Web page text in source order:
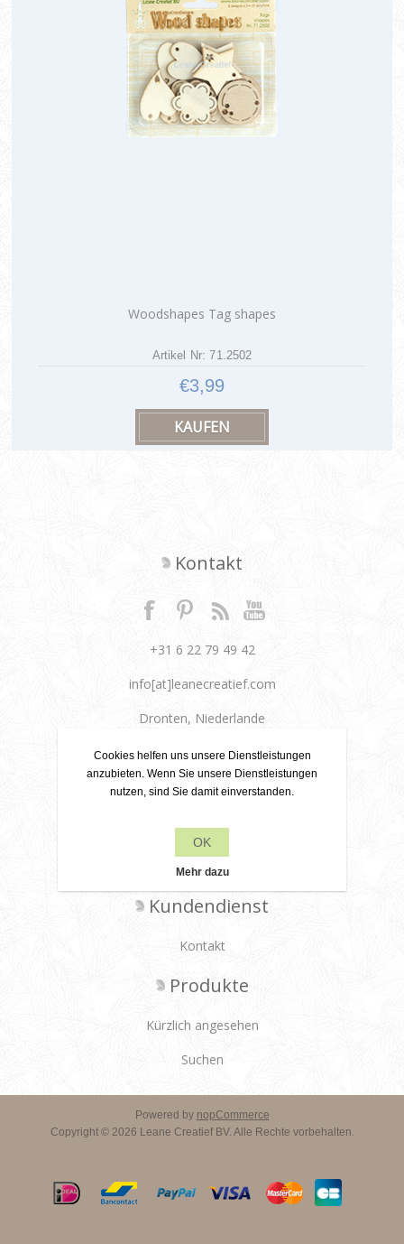
Woodshapes Tag shapes
Artikel Nr: 71.2502
€3,99
Kontakt
+31 6 22 79 49 42
info[at]leanecreatief.com
Dronten, Niederlande
Leane Creatief
Datenschutz
Über uns
Lieferbedingungen
Kundendienst
Kontakt
Produkte
Kürzlich angesehen
Suchen
Powered by nopCommerce
Copyright © 2026 Leane Creatief BV. Alle Rechte vorbehalten.
Cookies helfen uns unsere Dienstleistungen
anzubieten. Wenn Sie unsere Dienstleistungen
nutzen, sind Sie damit einverstanden.
OK
Mehr dazu